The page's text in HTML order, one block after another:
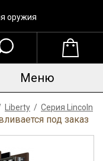
оружия
Меню
Liberty / Серия Lincoln
под заказ